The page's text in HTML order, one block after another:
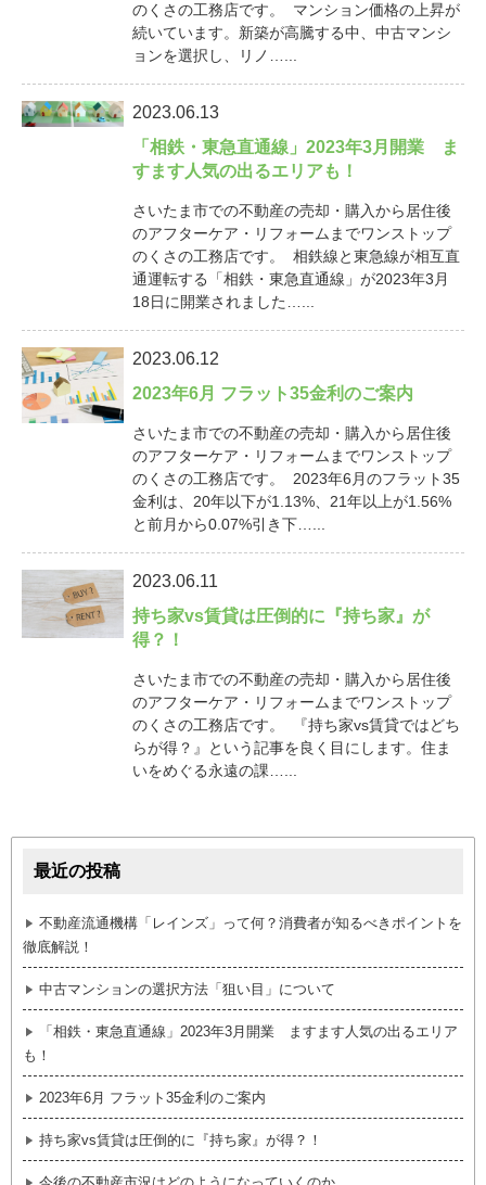
のくさの工務店です。 マンション価格の上昇が
続いています。新築が高騰する中、中古マンシ
ョンを選択し、リノ…...
2023.06.13
「相鉄・東急直通線」2023年3月開業 ま
すます人気の出るエリアも！
さいたま市での不動産の売却・購入から居住後
のアフターケア・リフォームまでワンストップ
のくさの工務店です。 相鉄線と東急線が相互直
通運転する「相鉄・東急直通線」が2023年3月
18日に開業されました…...
2023.06.12
2023年6月 フラット35金利のご案内
さいたま市での不動産の売却・購入から居住後
のアフターケア・リフォームまでワンストップ
のくさの工務店です。 2023年6月のフラット35
金利は、20年以下が1.13%、21年以上が1.56%
と前月から0.07%引き下…...
2023.06.11
持ち家vs賃貸は圧倒的に『持ち家』が
得？！
さいたま市での不動産の売却・購入から居住後
のアフターケア・リフォームまでワンストップ
のくさの工務店です。 『持ち家vs賃貸ではどち
らが得？』という記事を良く目にします。住ま
いをめぐる永遠の課…...
最近の投稿
不動産流通機構「レインズ」って何？消費者が知るべきポイントを
徹底解説！
中古マンションの選択方法「狙い目」について
「相鉄・東急直通線」2023年3月開業 ますます人気の出るエリア
も！
2023年6月 フラット35金利のご案内
持ち家vs賃貸は圧倒的に『持ち家』が得？！